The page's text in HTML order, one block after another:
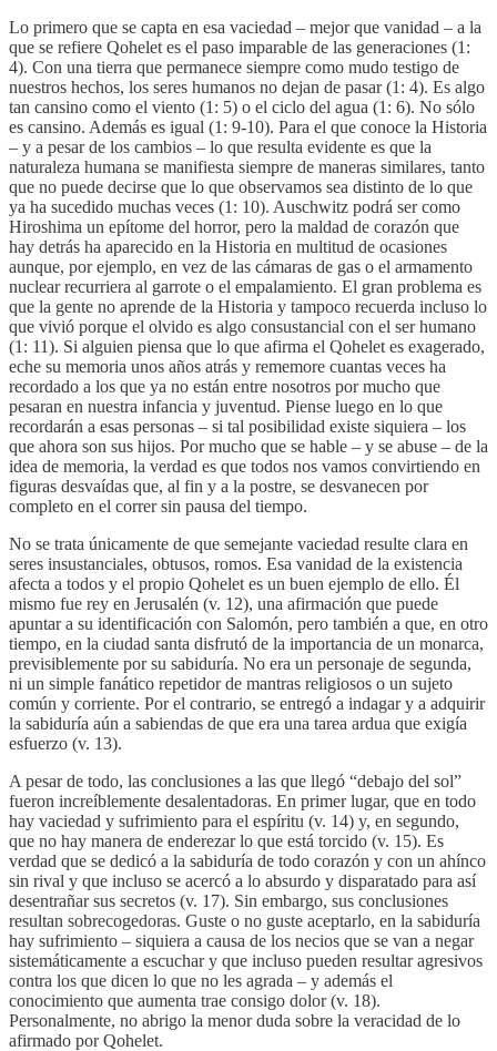
Lo primero que se capta en esa vaciedad – mejor que vanidad – a la
que se refiere Qohelet es el paso imparable de las generaciones (1:
4). Con una tierra que permanece siempre como mudo testigo de
nuestros hechos, los seres humanos no dejan de pasar (1: 4). Es algo
tan cansino como el viento (1: 5) o el ciclo del agua (1: 6). No sólo
es cansino. Además es igual (1: 9-10). Para el que conoce la Historia
– y a pesar de los cambios – lo que resulta evidente es que la
naturaleza humana se manifiesta siempre de maneras similares, tanto
que no puede decirse que lo que observamos sea distinto de lo que
ya ha sucedido muchas veces (1: 10). Auschwitz podrá ser como
Hiroshima un epítome del horror, pero la maldad de corazón que
hay detrás ha aparecido en la Historia en multitud de ocasiones
aunque, por ejemplo, en vez de las cámaras de gas o el armamento
nuclear recurriera al garrote o el empalamiento. El gran problema es
que la gente no aprende de la Historia y tampoco recuerda incluso lo
que vivió porque el olvido es algo consustancial con el ser humano
(1: 11). Si alguien piensa que lo que afirma el Qohelet es exagerado,
eche su memoria unos años atrás y rememore cuantas veces ha
recordado a los que ya no están entre nosotros por mucho que
pesaran en nuestra infancia y juventud. Piense luego en lo que
recordarán a esas personas – si tal posibilidad existe siquiera – los
que ahora son sus hijos. Por mucho que se hable – y se abuse – de la
idea de memoria, la verdad es que todos nos vamos convirtiendo en
figuras desvaídas que, al fin y a la postre, se desvanecen por
completo en el correr sin pausa del tiempo.
No se trata únicamente de que semejante vaciedad resulte clara en
seres insustanciales, obtusos, romos. Esa vanidad de la existencia
afecta a todos y el propio Qohelet es un buen ejemplo de ello. Él
mismo fue rey en Jerusalén (v. 12), una afirmación que puede
apuntar a su identificación con Salomón, pero también a que, en otro
tiempo, en la ciudad santa disfrutó de la importancia de un monarca,
previsiblemente por su sabiduría. No era un personaje de segunda,
ni un simple fanático repetidor de mantras religiosos o un sujeto
común y corriente. Por el contrario, se entregó a indagar y a adquirir
la sabiduría aún a sabiendas de que era una tarea ardua que exigía
esfuerzo (v. 13).
A pesar de todo, las conclusiones a las que llegó “debajo del sol”
fueron increíblemente desalentadoras. En primer lugar, que en todo
hay vaciedad y sufrimiento para el espíritu (v. 14) y, en segundo,
que no hay manera de enderezar lo que está torcido (v. 15). Es
verdad que se dedicó a la sabiduría de todo corazón y con un ahínco
sin rival y que incluso se acercó a lo absurdo y disparatado para así
desentrañar sus secretos (v. 17). Sin embargo, sus conclusiones
resultan sobrecogedoras. Guste o no guste aceptarlo, en la sabiduría
hay sufrimiento – siquiera a causa de los necios que se van a negar
sistemáticamente a escuchar y que incluso pueden resultar agresivos
contra los que dicen lo que no les agrada – y además el
conocimiento que aumenta trae consigo dolor (v. 18).
Personalmente, no abrigo la menor duda sobre la veracidad de lo
afirmado por Qohelet.